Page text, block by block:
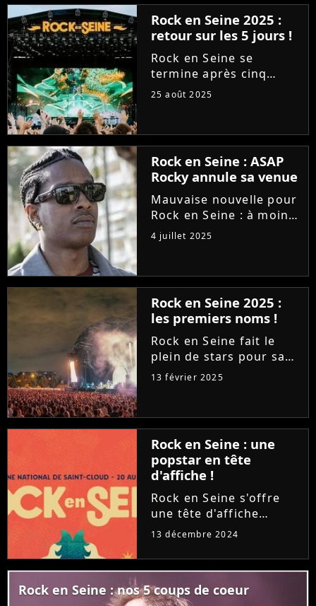
programmation 2026. Et
avec du très lourd au
programme, il s'agit
déjà du meilleur...
Rock en Seine 2025 :
retour sur les 5 jours !
Rock en Seine se
termine après cinq
jours des plus
annulations de dernière
minute et une
programmation
davantage axée électro,
le festival de Saint-
Cloud...
25 août 2025
Rock en Seine : ASAP
Rocky annule sa venue
Mauvaise nouvelle pour
Rock en Seine : à moins
de deux mois de
l'événement, le festival
Pour des raisons
inconnues, le rappeur
ASAP Rock annule sa
venue. Mais...
4 juillet 2025
Rock en Seine 2025 :
les premiers noms !
Rock en Seine fait le
plein de stars pour sa
21ème édition,
Chappell Roan et
London Grammar, le
festival annonce la
venue de Fontaines
DC,...
13 février 2025
Rock en Seine : une
popstar en tête
d'affiche !
Rock en Seine s'offre
une tête d'affiche
alléchante pour son
déroulera du 20 au 24
août. Le festival
francilien mettra LA
13 décembre 2024
Rock en Seine : nos 5 coups de coeur